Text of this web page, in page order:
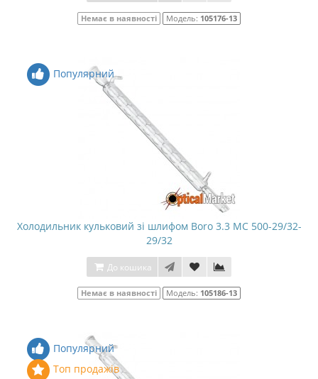
Немає в наявності Модель: 105176-13
Популярний
Холодильник кульковий зі шлифом Boro 3.3 МС 500-29/32-
29/32
До кошика
Немає в наявності Модель: 105186-13
Популярний
Топ продажів